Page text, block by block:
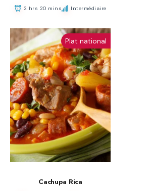
2 hrs 20 mins Intermédiaire
Plat national
Cachupa Rica